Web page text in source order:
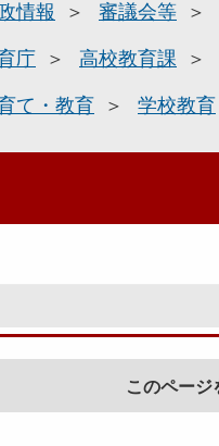
情報 審議会等
庁 高校教育課
て・教育 学校教育
このページ